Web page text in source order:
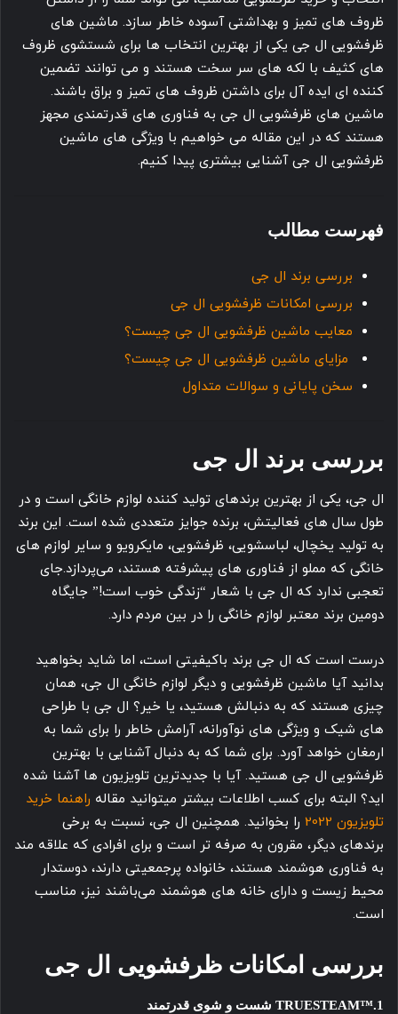
ظروف های تمیز و بهداشتی آسوده خاطر سازد. ماشین های
ظرفشویی ال جی یکی از بهترین انتخاب ها برای شستشوی ظروف
های کثیف با لکه های سر سخت هستند و می توانند تضمین
کننده ای ایده آل برای داشتن ظروف های تمیز و براق باشند.
ماشین های ظرفشویی ال جی به فناوری های قدرتمندی مجهز
هستند که در این مقاله می خواهیم با ویژگی های ماشین
ظرفشویی ال جی آشنایی بیشتری پیدا کنیم.
فهرست مطالب
بررسی برند ال جی
بررسی امکانات ظرفشویی ال جی
معایب ماشین ظرفشویی ال جی چیست؟
مزایای ماشین ظرفشویی ال جی چیست؟
سخن پایانی و سوالات متداول
بررسی برند ال جی
ال جی، یکی از بهترین برندهای تولید کننده لوازم خانگی است و در
طول سال های فعالیتش، برنده جوایز متعددی شده است. این برند
به تولید یخچال، لباسشویی، ظرفشویی، مایکرویو و سایر لوازم های
خانگی که مملو از فناوری های پیشرفته هستند، می‌پردازد.جای
تعجبی ندارد که ال جی با شعار “زندگی خوب است!” جایگاه
دومین برند معتبر لوازم خانگی را در بین مردم دارد.
درست است که ال جی برند باکیفیتی است، اما شاید بخواهید
بدانید آیا ماشین ظرفشویی و دیگر لوازم خانگی ال جی، همان
چیزی هستند که به دنبالش هستید، یا خیر؟ ال جی با طراحی
های شیک و ویژگی های نوآورانه، آرامش خاطر را برای شما به
ارمغان خواهد آورد. برای شما که به دنبال آشنایی با بهترین
ظرفشویی ال جی هستید. آیا با جدیدترین تلویزیون ها آشنا شده
اید؟ البته برای کسب اطلاعات بیشتر میتوانید مقاله راهنما خرید
تلویزیون 2022
را بخوانید. همچنین ال جی، نسبت به برخی
برندهای دیگر، مقرون به صرفه تر است و برای افرادی که علاقه مند
به فناوری هوشمند هستند، خانواده پرجمعیتی دارند، دوستدار
محیط زیست و دارای خانه های هوشمند می‌باشند نیز، مناسب
است.
بررسی امکانات ظرفشویی ال جی
1.™TRUESTEAM شست و شوی قدرتمند